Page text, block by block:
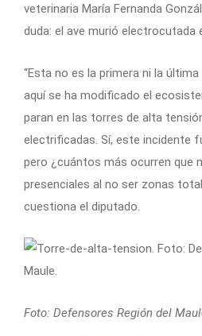
veterinaria María Fernanda
duda: el ave murió electrocutada
“Esta no es la primera ni la
aquí se ha modificado el
paran en las torres de alta
electrificadas. Sí, este incidente
pero ¿cuántos más ocurren que
presenciales al no ser zonas
cuestiona el diputado.
Foto: Defensores Región del